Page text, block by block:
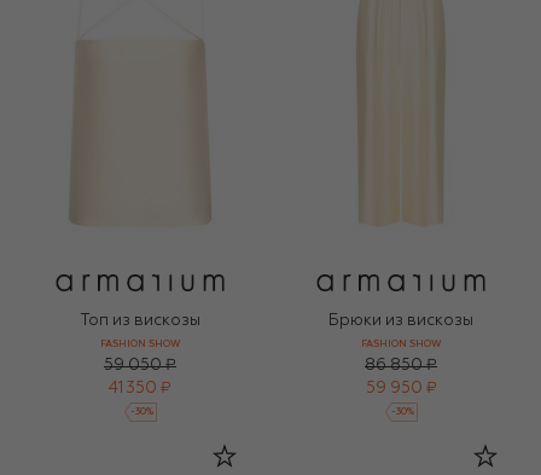
Топ из вискозы
FASHION SHOW
59 050 ₽
41 350 ₽
-30%
Брюки из вискозы
FASHION SHOW
86 850 ₽
59 950 ₽
-30%